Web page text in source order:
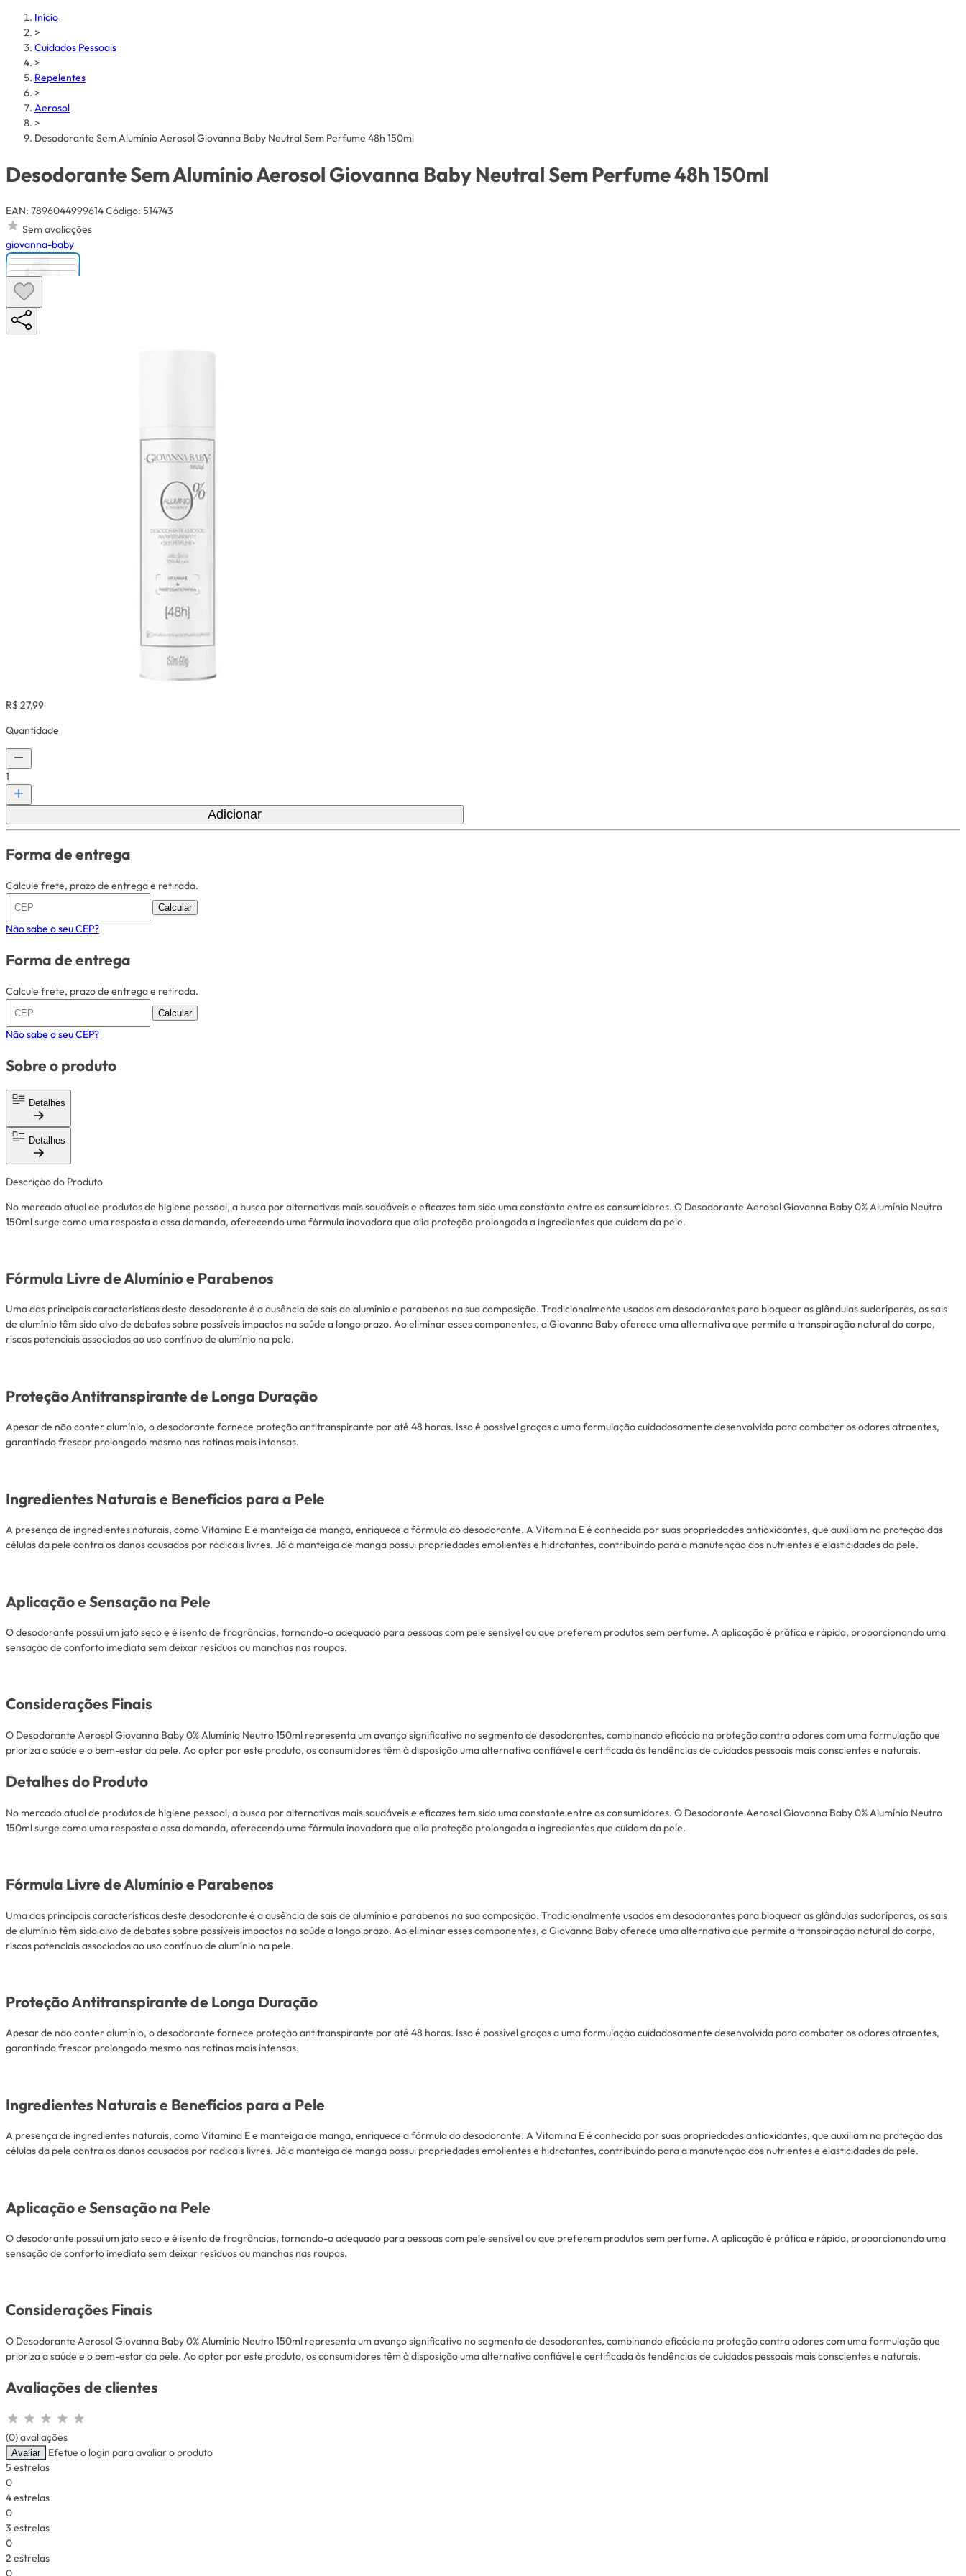
Início
>
Cuidados Pessoais
>
Repelentes
>
Aerosol
>
Desodorante Sem Alumínio Aerosol Giovanna Baby Neutral Sem Perfume 48h 150ml
Desodorante Sem Alumínio Aerosol Giovanna Baby Neutral Sem Perfume 48h 150ml
EAN: 7896044999614Código: 514743
Sem avaliações
giovanna-baby
R$ 27,99
Quantidade
1
Adicionar
Forma de entrega
Calcule frete, prazo de entrega e retirada.
Calcular
Não sabe o seu CEP?
Forma de entrega
Calcule frete, prazo de entrega e retirada.
Calcular
Não sabe o seu CEP?
Sobre o produto
Detalhes
Detalhes
Descrição do Produto
No mercado atual de produtos de higiene pessoal, a busca por alternativas mais saudáveis ​​e eficazes tem sido uma constante entre os consumidores. O Desodorante Aerosol Giovanna Baby 0% Alumínio Neutro
150ml surge como uma resposta a essa demanda, oferecendo uma fórmula inovadora que alia proteção prolongada a ingredientes que cuidam da pele.
Fórmula Livre de Alumínio e Parabenos
Uma das principais características deste desodorante é a ausência de sais de alumínio e parabenos na sua composição. Tradicionalmente usados ​​em desodorantes para bloquear as glândulas sudoríparas, os sais
de alumínio têm sido alvo de debates sobre possíveis impactos na saúde a longo prazo. Ao eliminar esses componentes, a Giovanna Baby oferece uma alternativa que permite a transpiração natural do corpo,
riscos potenciais associados ao uso contínuo de alumínio na pele.
Proteção Antitranspirante de Longa Duração
Apesar de não conter alumínio, o desodorante fornece proteção antitranspirante por até 48 horas. Isso é possível graças a uma formulação cuidadosamente desenvolvida para combater os odores atraentes,
garantindo frescor prolongado mesmo nas rotinas mais intensas.
Ingredientes Naturais e Benefícios para a Pele
A presença de ingredientes naturais, como Vitamina E e manteiga de manga, enriquece a fórmula do desodorante. A Vitamina E é conhecida por suas propriedades antioxidantes, que auxiliam na proteção das
células da pele contra os danos causados ​​por radicais livres. Já a manteiga de manga possui propriedades emolientes e hidratantes, contribuindo para a manutenção dos nutrientes e elasticidades da pele.
Aplicação e Sensação na Pele
O desodorante possui um jato seco e é isento de fragrâncias, tornando-o adequado para pessoas com pele sensível ou que preferem produtos sem perfume. A aplicação é prática e rápida, proporcionando uma
sensação de conforto imediata sem deixar resíduos ou manchas nas roupas.
Considerações Finais
O Desodorante Aerosol Giovanna Baby 0% Alumínio Neutro 150ml representa um avanço significativo no segmento de desodorantes, combinando eficácia na proteção contra odores com uma formulação que
prioriza a saúde e o bem-estar da pele. Ao optar por este produto, os consumidores têm à disposição uma alternativa confiável e certificada às tendências de cuidados pessoais mais conscientes e naturais.
Detalhes do Produto
No mercado atual de produtos de higiene pessoal, a busca por alternativas mais saudáveis ​​e eficazes tem sido uma constante entre os consumidores. O Desodorante Aerosol Giovanna Baby 0% Alumínio Neutro
150ml surge como uma resposta a essa demanda, oferecendo uma fórmula inovadora que alia proteção prolongada a ingredientes que cuidam da pele.
Fórmula Livre de Alumínio e Parabenos
Uma das principais características deste desodorante é a ausência de sais de alumínio e parabenos na sua composição. Tradicionalmente usados ​​em desodorantes para bloquear as glândulas sudoríparas, os sais
de alumínio têm sido alvo de debates sobre possíveis impactos na saúde a longo prazo. Ao eliminar esses componentes, a Giovanna Baby oferece uma alternativa que permite a transpiração natural do corpo,
riscos potenciais associados ao uso contínuo de alumínio na pele.
Proteção Antitranspirante de Longa Duração
Apesar de não conter alumínio, o desodorante fornece proteção antitranspirante por até 48 horas. Isso é possível graças a uma formulação cuidadosamente desenvolvida para combater os odores atraentes,
garantindo frescor prolongado mesmo nas rotinas mais intensas.
Ingredientes Naturais e Benefícios para a Pele
A presença de ingredientes naturais, como Vitamina E e manteiga de manga, enriquece a fórmula do desodorante. A Vitamina E é conhecida por suas propriedades antioxidantes, que auxiliam na proteção das
células da pele contra os danos causados ​​por radicais livres. Já a manteiga de manga possui propriedades emolientes e hidratantes, contribuindo para a manutenção dos nutrientes e elasticidades da pele.
Aplicação e Sensação na Pele
O desodorante possui um jato seco e é isento de fragrâncias, tornando-o adequado para pessoas com pele sensível ou que preferem produtos sem perfume. A aplicação é prática e rápida, proporcionando uma
sensação de conforto imediata sem deixar resíduos ou manchas nas roupas.
Considerações Finais
O Desodorante Aerosol Giovanna Baby 0% Alumínio Neutro 150ml representa um avanço significativo no segmento de desodorantes, combinando eficácia na proteção contra odores com uma formulação que
prioriza a saúde e o bem-estar da pele. Ao optar por este produto, os consumidores têm à disposição uma alternativa confiável e certificada às tendências de cuidados pessoais mais conscientes e naturais.
Avaliações de clientes
(0) avaliações
Avaliar
Efetue o login para avaliar o produto
5 estrelas
0
4 estrelas
0
3 estrelas
0
2 estrelas
0